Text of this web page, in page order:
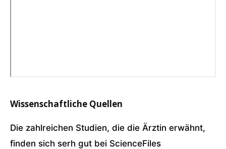
Wissenschaftliche Quellen
Die zahlreichen Studien, die die Ärztin erwähnt,
finden sich serh gut bei ScienceFiles